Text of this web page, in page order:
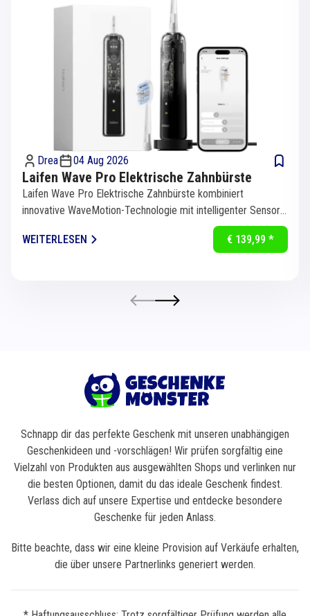
Drea 04 Aug 2026
Laifen Wave Pro Elektrische Zahnbürste
Laifen Wave Pro Elektrische Zahnbürste kombiniert
innovative WaveMotion-Technologie mit intelligenter Sensorik
WEITERLESEN
€ 139,99 *
Schnapp dir das perfekte Geschenk mit unseren unabhängigen
Geschenkideen und -vorschlägen! Wir prüfen sorgfältig eine
Vielzahl von Produkten aus ausgewählten Shops und verlinken nur
die besten Optionen, damit du das ideale Geschenk findest.
Verlass dich auf unsere Expertise und entdecke besondere
Geschenke für jeden Anlass.
Bitte beachte, dass wir eine kleine Provision auf Verkäufe erhalten,
die über unsere Partnerlinks generiert werden.